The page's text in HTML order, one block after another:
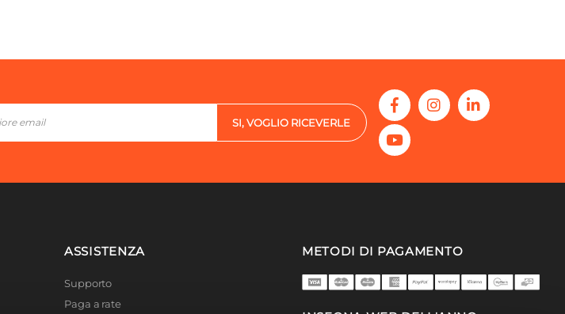
SI, VOGLIO RICEVERLE
ASSISTENZA
Supporto
Paga a rate
METODI DI PAGAMENTO